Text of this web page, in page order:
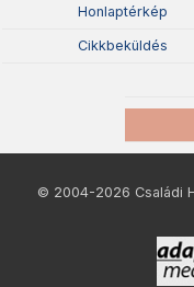
Honlaptérkép
Cikkbeküldés
© 2004-2026 Családi